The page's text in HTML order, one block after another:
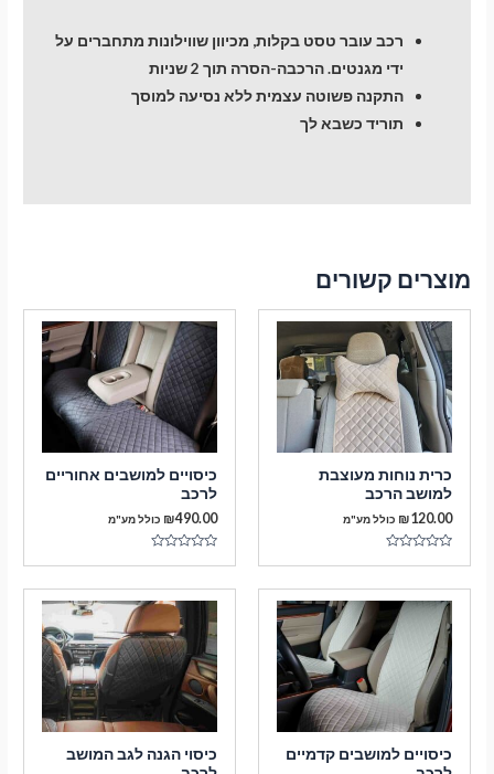
רכב עובר טסט בקלות, מכיוון שווילונות מתחברים על
ידי מגנטים. הרכבה-הסרה תוך 2 שניות
התקנה פשוטה עצמית ללא נסיעה למוסך
תוריד כשבא לך
מוצרים קשורים
כרית נוחות מעוצבת
למושב הרכב
₪120.00 כולל מע"מ
כיסויים למושבים אחוריים
לרכב
₪490.00 כולל מע"מ
כיסויים למושבים קדמיים
כיסוי הגנה לגב המושב